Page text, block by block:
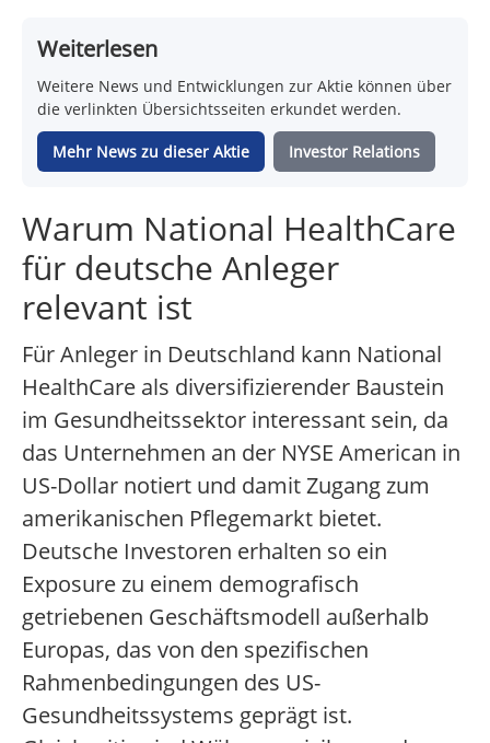
Weiterlesen
Weitere News und Entwicklungen zur Aktie können über
die verlinkten Übersichtsseiten erkundet werden.
Mehr News zu dieser Aktie Investor Relations
Warum National HealthCare
für deutsche Anleger
relevant ist
Für Anleger in Deutschland kann National
HealthCare als diversifizierender Baustein
im Gesundheitssektor interessant sein, da
das Unternehmen an der NYSE American in
US-Dollar notiert und damit Zugang zum
amerikanischen Pflegemarkt bietet.
Deutsche Investoren erhalten so ein
Exposure zu einem demografisch
getriebenen Geschäftsmodell außerhalb
Europas, das von den spezifischen
Rahmenbedingungen des US-
Gesundheitssystems geprägt ist.